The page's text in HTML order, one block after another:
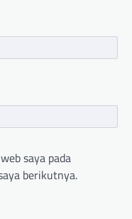
saya pada
berikutnya.